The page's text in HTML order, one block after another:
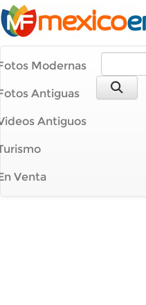
Modernas
Antiguas
Antiguos
Venta